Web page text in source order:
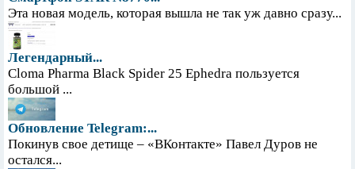
Эта новая модель, которая вышла не так уж давно сразу...
Легендарный...
Cloma Pharma Black Spider 25 Ephedra пользуется
большой ...
Обновление Telegram:...
Покинув свое детище – «ВКонтакте» Павел Дуров не
остался...